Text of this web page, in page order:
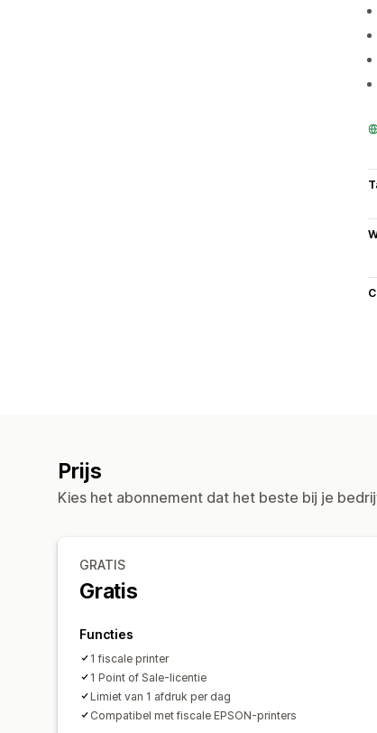
Prijs
Kies het abonnement dat het beste bij je
GRATIS
Gratis
Functies
1 fiscale printer
1 Point of Sale-licentie
Limiet van 1 afdruk per dag
Compatibel met fiscale EPSON-printers